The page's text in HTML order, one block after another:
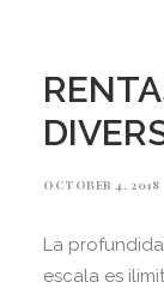
OCTOBER 4, 2018
La
escala es